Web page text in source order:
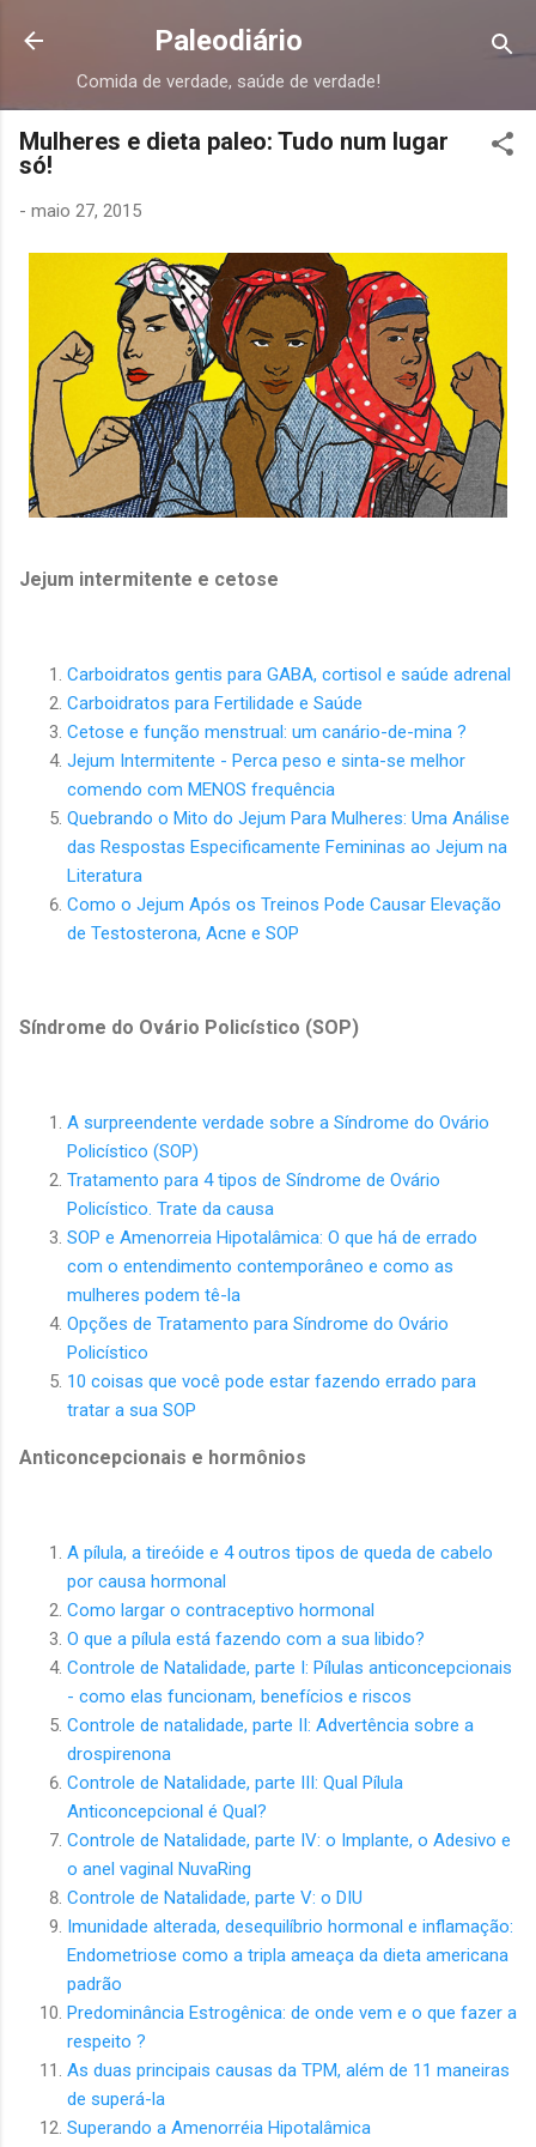
Pular para o conteúdo principal
Paleodiário
Comida de verdade, saúde de verdade!
Mulheres e dieta paleo: Tudo num lugar
só!
- maio 27, 2015
Jejum intermitente e cetose
Carboidratos gentis para GABA, cortisol e saúde adrenal
Carboidratos para Fertilidade e Saúde
Cetose e função menstrual: um canário-de-mina ?
Jejum Intermitente - Perca peso e sinta-se melhor
comendo com MENOS frequência
Quebrando o Mito do Jejum Para Mulheres: Uma Análise
das Respostas Especificamente Femininas ao Jejum na
Literatura
Como o Jejum Após os Treinos Pode Causar Elevação
de Testosterona, Acne e SOP
Síndrome do Ovário Policístico (SOP)
A surpreendente verdade sobre a Síndrome do Ovário
Policístico (SOP)
Tratamento para 4 tipos de Síndrome de Ovário
Policístico. Trate da causa
SOP e Amenorreia Hipotalâmica: O que há de errado
com o entendimento contemporâneo e como as
mulheres podem tê-la
Opções de Tratamento para Síndrome do Ovário
Policístico
10 coisas que você pode estar fazendo errado para
tratar a sua SOP
Anticoncepcionais e hormônios
A pílula, a tireóide e 4 outros tipos de queda de cabelo
por causa hormonal
Como largar o contraceptivo hormonal
O que a pílula está fazendo com a sua libido?
Controle de Natalidade, parte I: Pílulas anticoncepcionais
- como elas funcionam, benefícios e riscos
Controle de natalidade, parte II: Advertência sobre a
drospirenona
Controle de Natalidade, parte III: Qual Pílula
Anticoncepcional é Qual?
Controle de Natalidade, parte IV: o Implante, o Adesivo e
o anel vaginal NuvaRing
Controle de Natalidade, parte V: o DIU
Imunidade alterada, desequilíbrio hormonal e inflamação:
Endometriose como a tripla ameaça da dieta americana
padrão
Predominância Estrogênica: de onde vem e o que fazer a
respeito ?
As duas principais causas da TPM, além de 11 maneiras
de superá-la
Superando a Amenorréia Hipotalâmica